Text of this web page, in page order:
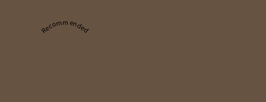
Recommended